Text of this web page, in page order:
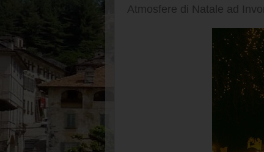
Atmosfere di Natale ad